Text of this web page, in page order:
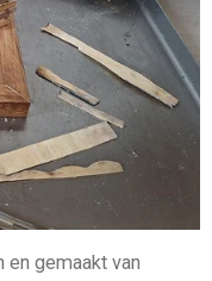
en gemaakt van